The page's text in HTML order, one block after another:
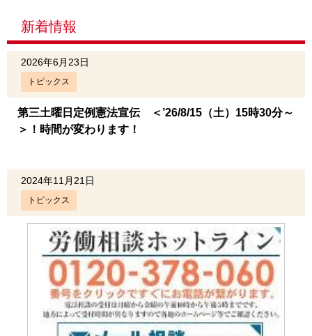
新着情報
2026年6月23日
トピックス
第三土曜日定例憲法宣伝 ＜’26/8/15（土）15時30分～
＞！時間が変わります！
2024年11月21日
トピックス